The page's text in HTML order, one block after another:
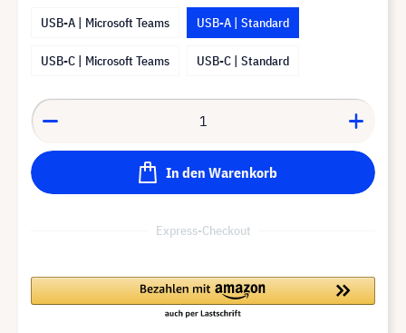
USB-A | Microsoft Teams
USB-A | Standard
USB-C | Microsoft Teams USB-C | Standard
In den Warenkorb
Express-Checkout